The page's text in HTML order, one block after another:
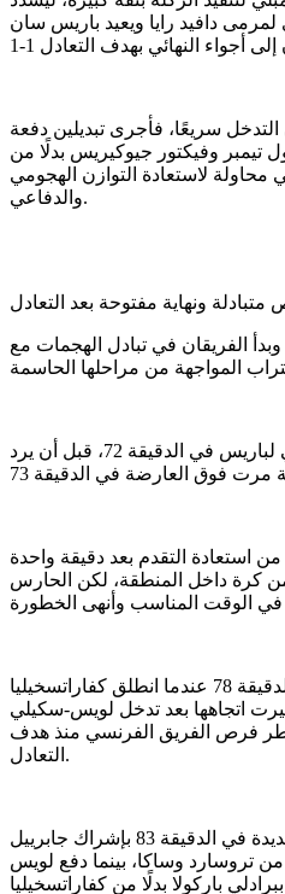
لمرمى دافيد رايا ويعيد باريس سان
سريعًا، فأجرى تبديلين دفعة
الدقيقة 66 بدخول تيمبر وفيكتور جيوكيريس بدلًا من
محاولة لاستعادة التوازن الهجومي
والدفاعي.
ونهاية مفتوحة بعد التعادل
وبدأ الفريقان في تبادل الهجمات مع
وكاد ديمبلي يضيف الهدف الثاني لباريس في الدقيقة 72، قبل أن يرد
استعادة التقدم بعد دقيقة واحدة
كرة داخل المنطقة، لكن الحارس
وأهدر باريس فرصة ثمينة في الدقيقة 78 عندما انطلق كفاراتسخيليا
اتجاهها بعد تدخل لويس-سكيلي
فرص الفريق الفرنسي منذ هدف
التعادل.
وأجرى أرتيتا تبديلات جديدة في الدقيقة 83 بإشراك جابرييل
من تروسارد وساكا، بينما دفع لويس